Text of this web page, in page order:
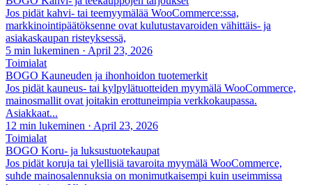
Jos pidät kahvi- tai teemyymälää WooCommerce:ssa,
markkinointipäätöksenne ovat kulutustavaroiden vähittäis- ja
asiakaskaupan risteyksessä,
5 min lukeminen · April 23, 2026
Toimialat
BOGO Kauneuden ja ihonhoidon tuotemerkit
Jos pidät kauneus- tai kylpylätuotteiden myymälä WooCommerce,
mainosmallit ovat joitakin erottuneimpia verkkokaupassa.
Asiakkaat...
12 min lukeminen · April 23, 2026
Toimialat
BOGO Koru- ja luksustuotekaupat
Jos pidät koruja tai ylellisiä tavaroita myymälä WooCommerce,
suhde mainosalennuksia on monimutkaisempi kuin useimmissa